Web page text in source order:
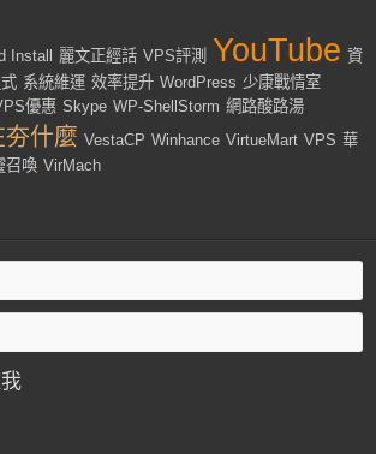
Install 麗文正經話 VPS評測 YouTube 資
系統維運 效率提升 WordPress 少康戰情室
優惠 Skype WP-ShellStorm 網路酸路湯
什麼 VestaCP Winhance VirtueMart VPS 華
召喚 VirMach